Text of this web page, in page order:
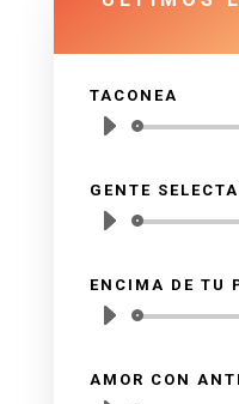
TACONEA
GENTE SELECTA
ENCIMA DE TU
AMOR CON